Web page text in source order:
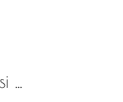
...